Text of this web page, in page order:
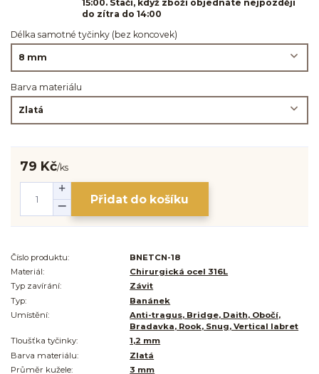
15:00. Stačí, když zboží objednáte nejpozději
do zítra do 14:00
Délka samotné tyčinky (bez koncovek)
Barva materiálu
79 Kč/ks
Přidat do košíku
Číslo produktu:
BNETCN-18
Materiál:
Chirurgická ocel 316L
Typ zavírání:
Závit
Typ:
Banánek
Umístění:
Anti-tragus, Bridge, Daith, Obočí,
Bradavka, Rook, Snug, Vertical labret
Tloušťka tyčinky:
1,2 mm
Barva materiálu:
Zlatá
Průměr kužele:
3 mm